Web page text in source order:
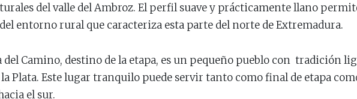
del valle del Ambroz. El perfil suave y prácticamente llano
entorno rural que caracteriza esta parte del norte de Extremadura.
del Camino, destino de la etapa, es un pequeño pueblo con tradición
la Plata. Este lugar tranquilo puede servir tanto como final de etapa
el sur.